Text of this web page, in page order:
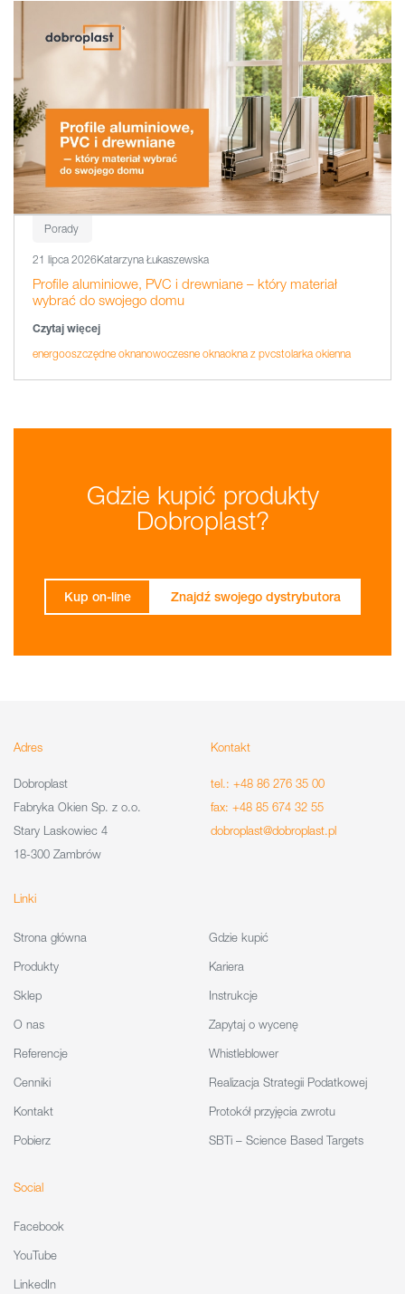
Porady
21 lipca 2026Katarzyna Łukaszewska
Profile aluminiowe, PVC i drewniane – który materiał
wybrać do swojego domu
Czytaj więcej
energooszczędne oknanowoczesne oknaokna z pvcstolarka okienna
Gdzie kupić produkty
Dobroplast?
Kup on-line Znajdź swojego dystrybutora
Adres
Dobroplast
Fabryka Okien Sp. z o.o.
Stary Laskowiec 4
18-300 Zambrów
Kontakt
tel.: +48 86 276 35 00
fax: +48 85 674 32 55
dobroplast@dobroplast.pl
Linki
Strona główna
Produkty
Sklep
O nas
Referencje
Cenniki
Kontakt
Pobierz
Gdzie kupić
Kariera
Instrukcje
Zapytaj o wycenę
Whistleblower
Realizacja Strategii Podatkowej
Protokół przyjęcia zwrotu
SBTi – Science Based Targets
Social
Facebook
YouTube
LinkedIn